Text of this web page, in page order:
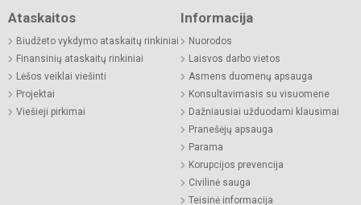
Ataskaitos
Biudžeto vykdymo ataskaitų rinkiniai
Finansinių ataskaitų rinkiniai
Lėšos veiklai viešinti
Projektai
Viešieji pirkimai
Informacija
Nuorodos
Laisvos darbo vietos
Asmens duomenų apsauga
Konsultavimasis su visuomene
Dažniausiai užduodami klausimai
Pranešėjų apsauga
Parama
Korupcijos prevencija
Civilinė sauga
Teisinė informacija